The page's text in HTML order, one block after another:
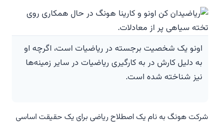
اونو یک شخصیت برجسته در ریاضیات است، اگرچه او
به دلیل کارش در به کارگیری ریاضیات در سایر زمینه‌ها
نیز شناخته شده است.
شرکت هونگ به نام یک اصطلاح ریاضی برای یک حقیقت اساسی